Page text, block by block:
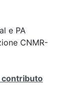
e PA
CNMR-
contributo